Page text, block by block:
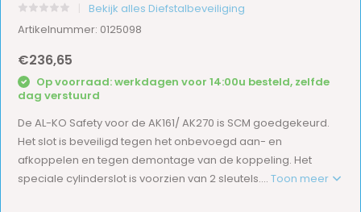
Bekijk alles Diefstalbeveiliging
Artikelnummer: 0125098
€236,65
Op voorraad: werkdagen voor 14:00u besteld, zelfde
dag verstuurd
De AL-KO Safety voor de AK161/ AK270 is SCM goedgekeurd.
Het slot is beveiligd tegen het onbevoegd aan- en
afkoppelen en tegen demontage van de koppeling. Het
speciale cylinderslot is voorzien van 2 sleutels....Toon meer